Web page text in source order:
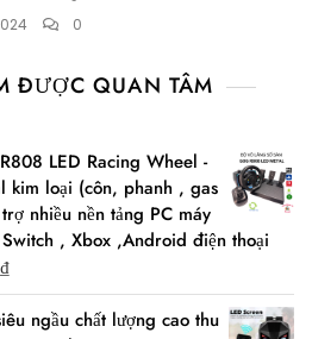
0
ĐƯỢC QUAN TÂM
LED Racing Wheel -
kim loại (côn, phanh , gas
nhiều nền tảng PC máy
, Xbox ,Android điện thoại
₫
price
is: ngầu chất lượng cao thu